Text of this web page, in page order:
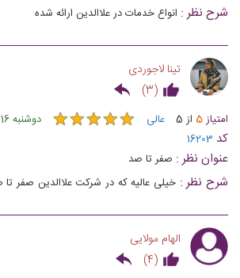
شرح نظر : انواع خدمات در علاالدین ارائه شده
تینا لاجوردی
(
3
)
امتیاز5 از 5 عالی ★★★★★
★★★★★ دوشنبه 16 تیر 1399
کد 16203
عنوان نظر : صفر تا صد
شرح نظر : خیلی عالیه که در شرکت علاالدین صفر
الهام مولایی
(
4
)